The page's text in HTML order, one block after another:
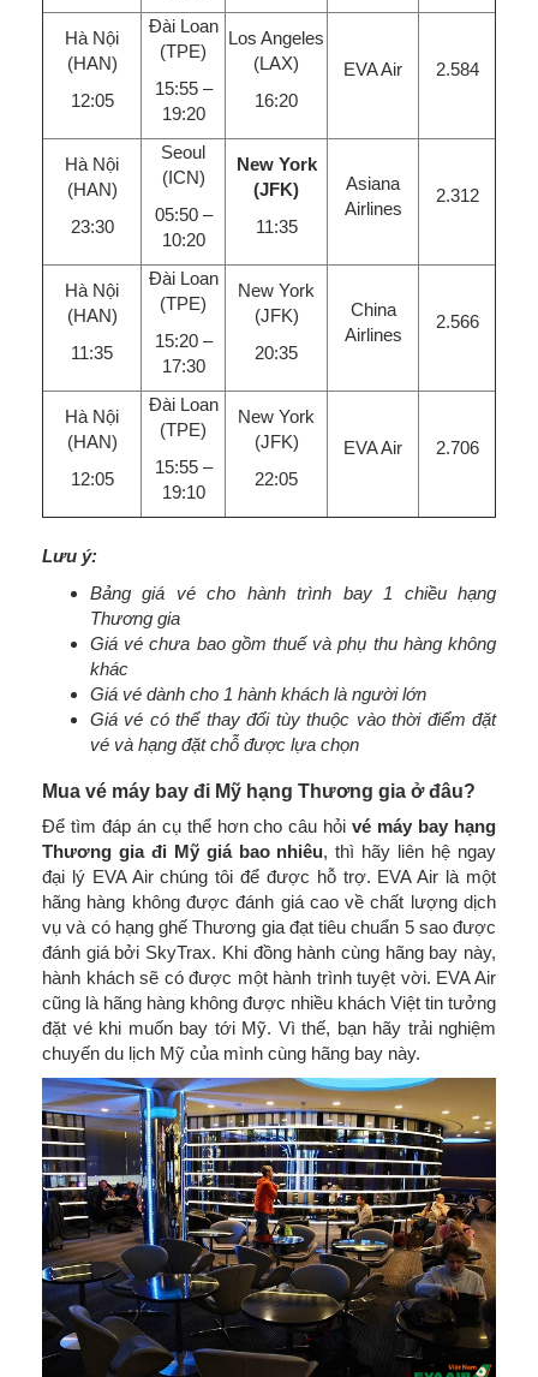
Hà Nội
(HAN)
12:05
Đài Loan
(TPE)
15:55 –
19:20
Los Angeles
(LAX)
16:20
EVA Air 2.584
Hà Nội
(HAN)
23:30
Seoul
(ICN)
05:50 –
10:20
New York
(JFK)
11:35
Asiana
Airlines
2.312
Hà Nội
(HAN)
11:35
Đài Loan
(TPE)
15:20 –
17:30
New York
(JFK)
20:35
China
Airlines
2.566
Hà Nội
(HAN)
12:05
Đài Loan
(TPE)
15:55 –
19:10
New York
(JFK)
22:05
EVA Air 2.706
Lưu ý:
Bảng giá vé cho hành trình bay 1 chiều hạng
Thương gia
Giá vé chưa bao gồm thuế và phụ thu hàng không
khác
Giá vé dành cho 1 hành khách là người lớn
Giá vé có thể thay đổi tùy thuộc vào thời điểm đặt
vé và hạng đặt chỗ được lựa chọn
Mua vé máy bay đi Mỹ hạng Thương gia ở đâu?
Để tìm đáp án cụ thể hơn cho câu hỏivé máy bay hạng
Thương gia đi Mỹ giá bao nhiêu, thì hãy liên hệ ngay
đại lý EVA Air chúng tôi để được hỗ trợ. EVA Air là một
hãng hàng không được đánh giá cao về chất lượng dịch
vụ và có hạng ghế Thương gia đạt tiêu chuẩn 5 sao được
đánh giá bởi SkyTrax. Khi đồng hành cùng hãng bay này,
hành khách sẽ có được một hành trình tuyệt vời. EVA Air
cũng là hãng hàng không được nhiều khách Việt tin tưởng
đặt vé khi muốn bay tới Mỹ. Vì thế, bạn hãy trải nghiệm
chuyến du lịch Mỹ của mình cùng hãng bay này.